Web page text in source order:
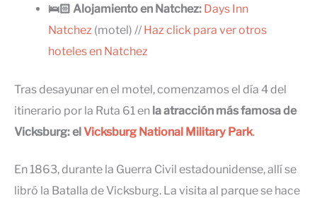
🛌🏻 Alojamiento en Natchez: Days Inn
Natchez (motel) // Haz click para ver otros
hoteles en Natchez
Tras desayunar en el motel, comenzamos el día 4 del
itinerario por la Ruta 61 en la atracción más famosa de
Vicksburg: el Vicksburg National Military Park.
En 1863, durante la Guerra Civil estadounidense, allí se
libró la Batalla de Vicksburg. La visita al parque se hace